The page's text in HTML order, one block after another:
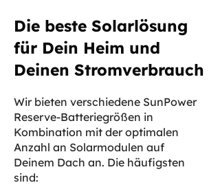
Die beste Solarlösung
für Dein Heim und
Deinen Stromverbrauch
Wir bieten verschiedene SunPower
Reserve-Batteriegrößen in
Kombination mit der optimalen
Anzahl an Solarmodulen auf
Deinem Dach an. Die häufigsten
sind: